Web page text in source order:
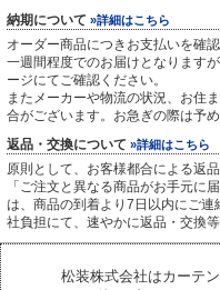
納期について »詳細はこちら
オーダー商品につきお支払いを確
一週間程度でのお届けとなります
ージにてご確認ください。
またメーカーや物流の状況、お住
合がございます。お急ぎの際は予
返品・交換について »詳細はこちら
原則として、お客様都合による返
「ご注文と異なる商品がお手元に
は、商品の到着より7日以内にご
社負担にて、速やかに返品・交換
松装株式会社はカーテ